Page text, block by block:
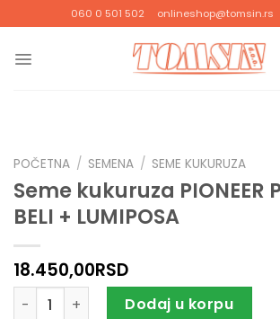
на
садржај
060 0 501 502 onlineshop@tomsin.rs
POČETNA / SEMENA / SEME KUKURUZA
Seme kukuruza PIONEER
BELI + LUMIPOSA
18.450,00RSD
Seme kukuruza PIONEER P1293W BELI +
Dodaj u korpu